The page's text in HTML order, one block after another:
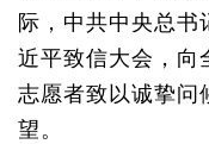
际，中共中央总书
近平致信大会，向
志愿者致以诚挚问
望。